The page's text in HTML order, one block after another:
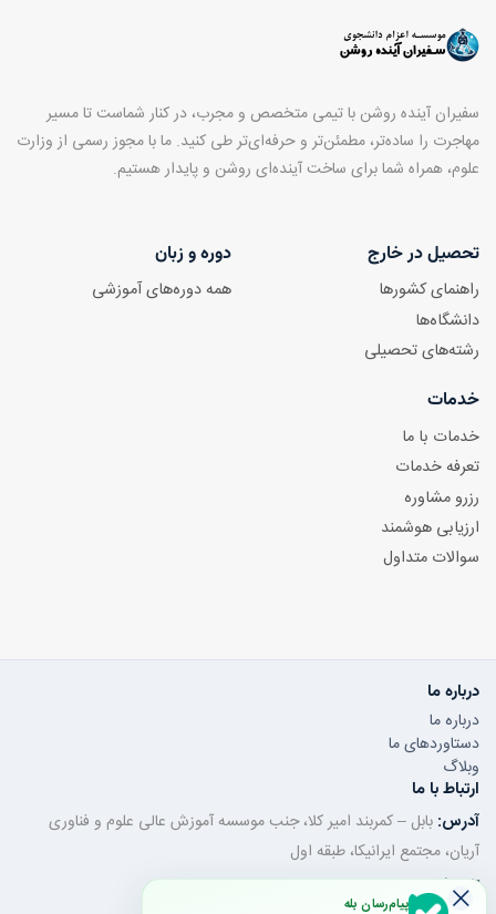
سفیران آینده روشن با تیمی متخصص و مجرب، در کنار شماست تا مسیر
مهاجرت را ساده‌تر، مطمئن‌تر و حرفه‌ای‌تر طی کنید. ما با مجوز رسمی از وزارت
علوم، همراه شما برای ساخت آینده‌ای روشن و پایدار هستیم.
تحصیل در خارج
راهنمای کشورها
دانشگاه‌ها
رشته‌های تحصیلی
دوره و زبان
همه دوره‌های آموزشی
خدمات
خدمات با ما
تعرفه خدمات
رزرو مشاوره
ارزیابی هوشمند
سوالات متداول
درباره ما
درباره ما
دستاوردهای ما
وبلاگ
ارتباط با ما
آدرس: بابل – کمربند امیر کلا، جنب موسسه آموزش عالی علوم و فناوری
آریان، مجتمع ایرانیکا، طبقه اول
تلفن ثابت:011-32350320
پیام‌رسان بله